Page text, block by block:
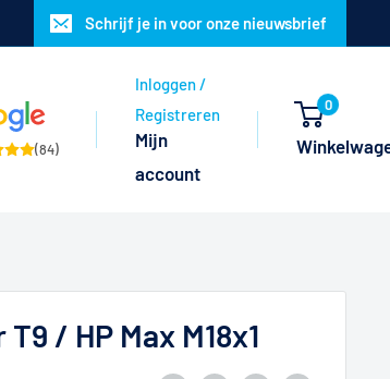
Schrijf je in voor onze nieuwsbrief
(84)
Inloggen /
Registreren
Mijn
account
0
/ HP Max M18x1